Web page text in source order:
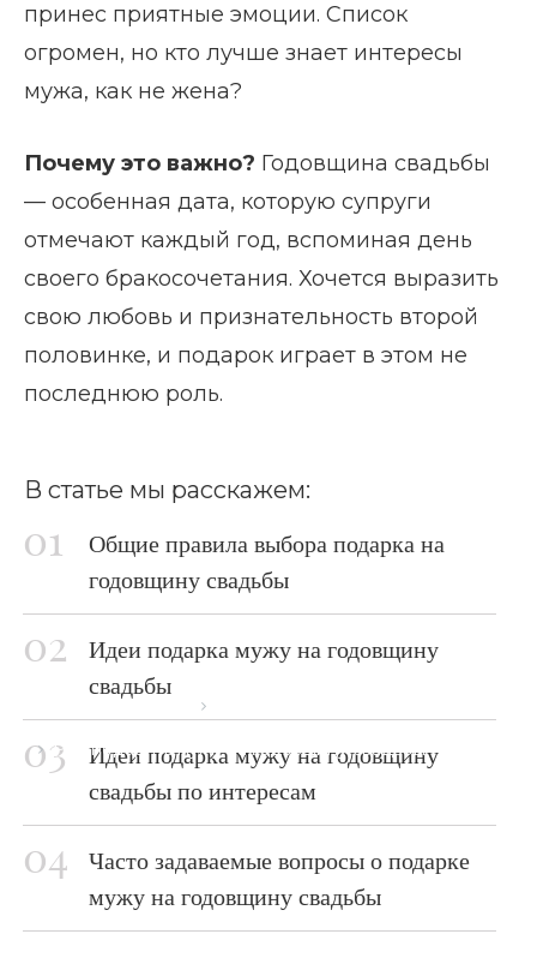
Главная страница
Что подарить мужу на годовщину свадьбы
принес приятные эмоции. Список
огромен, но кто лучше знает интересы
мужа, как не жена?
Почему это важно? Годовщина свадьбы
— особенная дата, которую супруги
отмечают каждый год, вспоминая день
своего бракосочетания. Хочется выразить
свою любовь и признательность второй
половинке, и подарок играет в этом не
последнюю роль.
В статье мы расскажем:
Общие правила выбора подарка на
годовщину свадьбы
Идеи подарка мужу на годовщину
свадьбы
Идеи подарка мужу на годовщину
свадьбы по интересам
Часто задаваемые вопросы о подарке
мужу на годовщину свадьбы